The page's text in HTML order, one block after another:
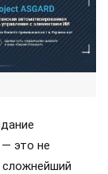
это не
сложнейший